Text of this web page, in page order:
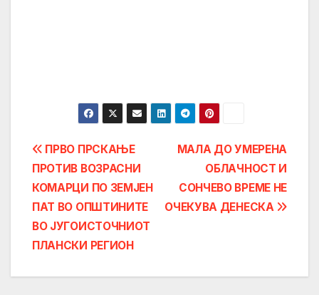
Post
navigation
МАЛА ДО УМЕРЕНА
ОБЛАЧНОСТ И
СОНЧЕВО ВРЕМЕ НЕ
ОЧЕКУВА ДЕНЕСКА
ПРВО ПРСКАЊЕ
ПРОТИВ ВОЗРАСНИ
КОМАРЦИ ПО ЗЕМЈЕН
ПАТ ВО ОПШТИНИТЕ
ВО ЈУГОИСТОЧНИОТ
ПЛАНСКИ РЕГИОН